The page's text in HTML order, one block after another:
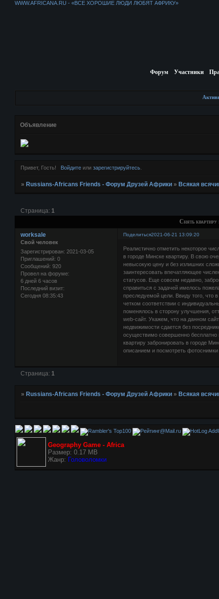
WWW.AFRICANA.RU - «ВСЕ ХОРОШИЕ ЛЮДИ ЛЮБЯТ АФРИКУ»
Форум Участники
Объявление
Привет, Гость! Войдитеили зарегистрируйтесь.
» Russians-Africans Friends - Форум Друзей Африки » Всякая
Cнять
Страница: 1
Поделиться2021-06-21 13:09:20
worksale
Свой человек
Зарегистрирован: 2021-03-05
Приглашений: 0
Сообщений: 920
Провел на форуме:
6 дней 6 часов
Последний визит:
Сегодня 08:35:43
Реалистично отметить некоторое
в городе Минске квартиру. В свою
невысокую цену и без излишних
заинтересовать впечатляющее
статусов. Еще совсем недавно,
справиться с задачей имелось
преследуемой цели. Ввиду того, что
четком соответствии с
поменялось в сторону улучшения,
web-сайт. Укажем, что на данном
недвижимости сдается без
осуществимо совершенно
квартиру забронировать в городе
описанием и посмотреть
Страница: 1
»Russians-Africans Friends - Форум Друзей Африки »Всякая
Geography Game - Africa
Размер: 0.17 MB
Жанр: Головоломки